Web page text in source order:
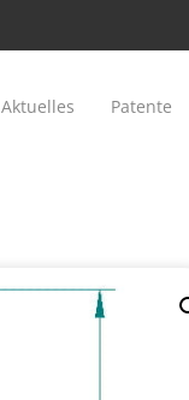
Aktuelles Patente